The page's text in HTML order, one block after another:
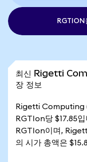
RGTION
최신 Rigetti
장 정보
Rigetti Computing
RGTIon당 $17.85
RGTIon이며,
의 시가 총액은